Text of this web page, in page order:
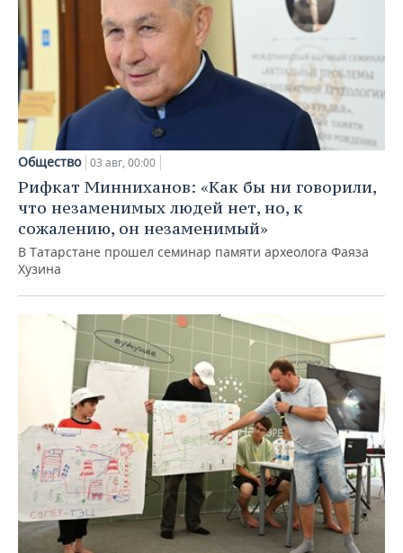
Общество 03 авг, 00:00
Рифкат Минниханов: «Как бы ни говорили,
что незаменимых людей нет, но, к
сожалению, он незаменимый»
В Татарстане прошел семинар памяти археолога Фаяза
Хузина